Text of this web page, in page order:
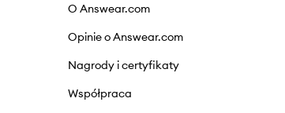
O Answear.com
Opinie o Answear.com
Nagrody i certyfikaty
Współpraca